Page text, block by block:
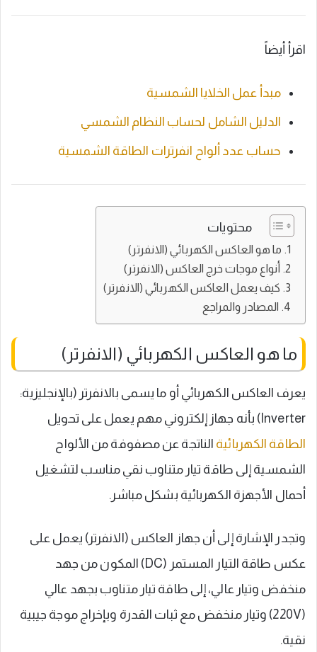
اقرأ أيضاً
مبدأ عمل الخلايا الشمسية
الدليل الشامل لحساب النظام الشمسي
حساب عدد ألواح انفرترات الطاقة الشمسية
محتويات
ما هو العاكس الكهربائي (الانفرتر)
أنواع موجات خرج العاكس (الانفرتر)
كيف يعمل العاكس الكهربائي (الانفرتر)
المصادر والمراجع
ما هو العاكس الكهربائي (الانفرتر)
يعرف العاكس الكهربائي أو ما يسمى بالانفرتر (بالإنجليزية:
Inverter) بأنه جهاز إلكتروني مهم يعمل على تحويل
الطاقة الكهربائية الناتجة عن مصفوفة من الألواح
الشمسية إلى طاقة تيار متناوب نقي مناسب لتشغيل
أحمال الأجهزة الكهربائية بشكل مباشر.
وتجدر الإشارة إلى أن جهاز العاكس (الانفرتر) يعمل على
عكس طاقة التيار المستمر (DC) المكون من جهد
منخفض وتيار عالي، إلى طاقة تيار متناوب بجهد عالي
(220V) وتيار منخفض مع ثبات القدرة وبإخراج موجة جيبية
نقية.